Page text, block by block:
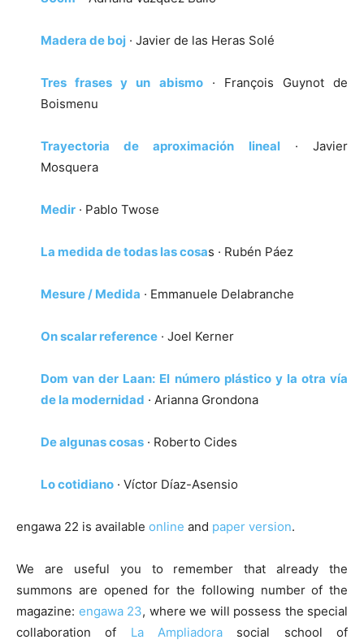
Madera de boj · Javier de las Heras Solé
Tres frases y un abismo· François Guynot de
Boismenu
Trayectoria de aproximación lineal· Javier
Mosquera
Medir · Pablo Twose
La medida de todas las cosas · Rubén Páez
Mesure / Medida · Emmanuele Delabranche
On scalar reference · Joel Kerner
Dom van der Laan: El número plástico y la otra vía
de la modernidad · Arianna Grondona
De algunas cosas · Roberto Cides
Lo cotidiano · Víctor Díaz-Asensio
engawa 22 is available online and paper version.
We are useful you to remember that already the
summons are opened for the following number of the
magazine: engawa 23, where we will possess the special
collaboration of La Ampliadora social school of